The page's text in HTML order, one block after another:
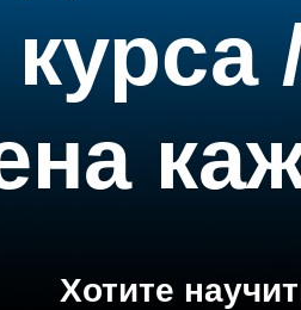
курса
Хотите